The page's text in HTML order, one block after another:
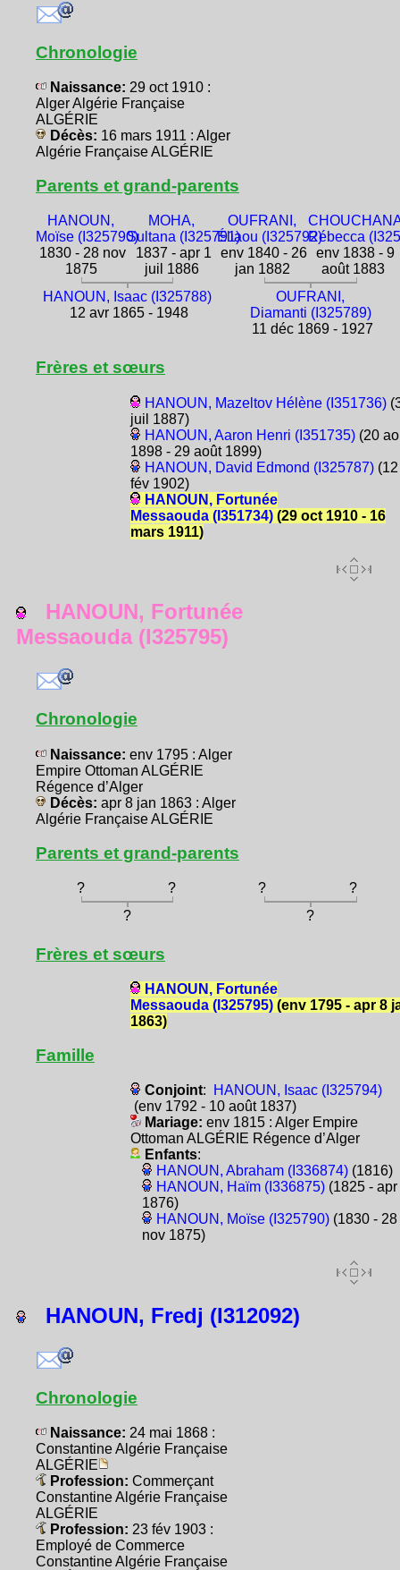
Chronologie
Naissance: 29 oct 1910 :
Alger Algérie Française
ALGÉRIE
Décès: 16 mars 1911 : Alger
Algérie Française ALGÉRIE
Parents et grand-parents
HANOUN,
Moïse (I325790)
1830 - 28 nov
1875
MOHA,
Sultana (I325791)
1837 - apr 1
juil 1886
OUFRANI,
Éliaou (I325792)
env 1840 - 26
jan 1882
Rébecca
env 1838 - 9
août 1883
HANOUN, Isaac (I325788)
12 avr 1865 - 1948
OUFRANI,
Diamanti (I325789)
11 déc 1869 - 1927
Frères et sœurs
HANOUN, Mazeltov Hélène (I351736)
juil 1887)
HANOUN, Aaron Henri (I351735)(20
1898 - 29 août 1899)
HANOUN, David Edmond (I325787)(12
fév 1902)
HANOUN, Fortunée
Messaouda (I351734)(29 oct 1910 - 16
mars 1911)
HANOUN, Fortunée
Messaouda (I325795)
Chronologie
Naissance: env 1795 : Alger
Empire Ottoman ALGÉRIE
Régence d’Alger
Décès: apr 8 jan 1863 : Alger
Algérie Française ALGÉRIE
Parents et grand-parents
? ? ?
?
?
?
Frères et sœurs
HANOUN, Fortunée
Messaouda (I325795)(env 1795 - apr 8
1863)
Famille
Conjoint:
HANOUN, Isaac (I325794)
(env 1792 - 10 août 1837)
Mariage: env 1815 : Alger Empire
Ottoman ALGÉRIE Régence d’Alger
Enfants:
HANOUN, Abraham (I336874)(1816)
HANOUN, Haïm (I336875)(1825 - apr
1876)
HANOUN, Moïse (I325790)(1830 - 28
nov 1875)
HANOUN, Fredj (I312092)
Chronologie
Naissance: 24 mai 1868 :
Constantine Algérie Française
ALGÉRIE
Profession: Commerçant
Constantine Algérie Française
ALGÉRIE
Profession: 23 fév 1903 :
Employé de Commerce
Constantine Algérie Française